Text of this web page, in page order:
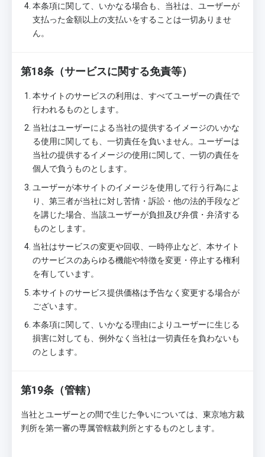
本条項に関して、いかなる場合も、当社は、ユーザーが
支払った金額以上の支払いをすることは一切ありませ
ん。
第18条（サービスに関する免責等）
本サイトのサービスの利用は、すべてユーザーの責任で
行われるものとします。
当社はユーザーによる当社の提供するイメージのいかな
る使用に関しても、一切責任を負いません。ユーザーは
当社の提供するイメージの使用に関して、一切の責任を
個人で負うものとします。
ユーザーが本サイトのイメージを使用して行う行為によ
り、第三者が当社に対し苦情・訴訟・他の法的手段など
を講じた場合、当該ユーザーが負担及び弁償・弁済する
ものとします。
当社はサービスの変更や回収、一時停止など、本サイト
のサービスのあらゆる機能や特徴を変更・停止する権利
を有しています。
本サイトのサービス提供価格は予告なく変更する場合が
ございます。
本条項に関して、いかなる理由によりユーザーに生じる
損害に対しても、例外なく当社は一切責任を負わないも
のとします。
第19条（管轄）
当社とユーザーとの間で生じた争いについては、東京地方裁
判所を第一審の専属管轄裁判所とするものとします。